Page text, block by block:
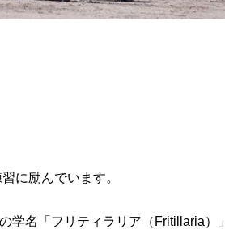
に励んでいます。
学名「フリティラリア（Fritillaria）」